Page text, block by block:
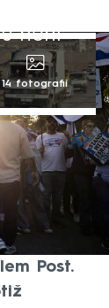
není
14 fotografií
a
Těmito
Post.